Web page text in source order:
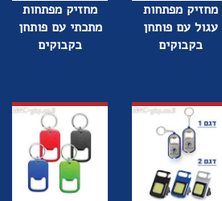
מחזיק מפתחות
עגול עם פותחן
בקבוקים
מחזיק מפתחות
מתכתי עם פותחן
בקבוקים